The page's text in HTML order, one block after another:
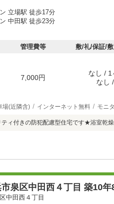
立場駅 徒歩17分
中田駅 徒歩23分
管理費等 敷/礼/保証/
7,000円
なし / 1
なし
場(近隣含) インターネット無料 モニ
ィ付きの防犯配慮型住宅です★浴室乾
泉区中田西４丁目 築10
中田西４丁目